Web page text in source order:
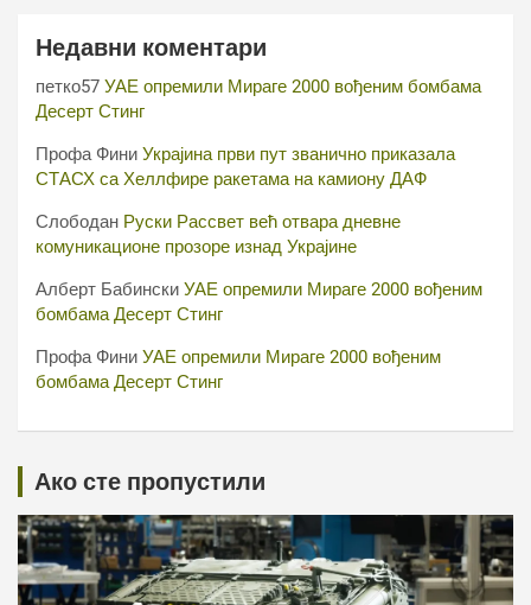
Недавни коментари
петко57 УАЕ опремили Мираге 2000 вођеним бомбама
Десерт Стинг
Профа Фини Украјина први пут званично приказала
СТАСХ са Хеллфире ракетама на камиону ДАФ
Слободан Руски Рассвет већ отвара дневне
комуникационе прозоре изнад Украјине
Алберт Бабински УАЕ опремили Мираге 2000 вођеним
бомбама Десерт Стинг
Профа Фини УАЕ опремили Мираге 2000 вођеним
бомбама Десерт Стинг
Ако сте пропустили